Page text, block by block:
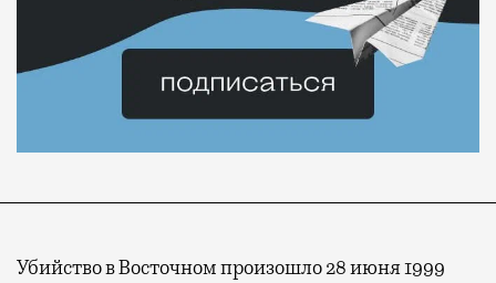
Убийство в Восточном произошло 28 июня 1999